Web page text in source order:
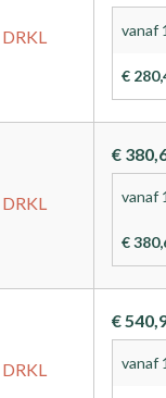
DRKL vanaf
€
DRKL
€
vanaf
€
DRKL
€
vanaf